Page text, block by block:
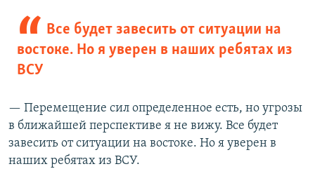
Все будет завесить от ситуации на
востоке. Но я уверен в наших ребятах из
ВСУ
— Перемещение сил определенное есть, но угрозы
в ближайшей перспективе я не вижу. Все будет
завесить от ситуации на востоке. Но я уверен в
наших ребятах из ВСУ.